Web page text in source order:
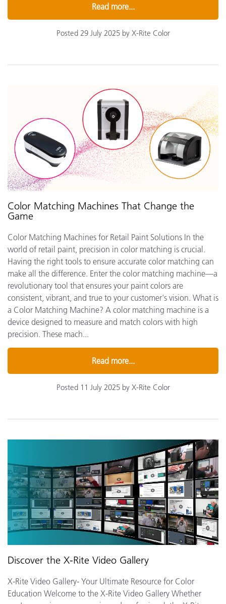
Read more...
Posted 29 July 2025 by X-Rite Color
Color Matching Machines That Change the
Game
Color Matching Machines for Retail Paint Solutions In the
world of retail paint, precision in color matching is crucial.
Having the right tools to ensure accurate color matching can
make all the difference. Enter the color matching machine—a
revolutionary tool that ensures your paint colors are
consistent, vibrant, and true to your customer's vision. What is
a Color Matching Machine? A color matching machine is a
device designed to measure and match colors with high
precision. These mach...
Read more...
Posted 11 July 2025 by X-Rite Color
Discover the X-Rite Video Gallery
X-Rite Video Gallery- Your Ultimate Resource for Color
Education Welcome to the X-Rite Video Gallery Whether